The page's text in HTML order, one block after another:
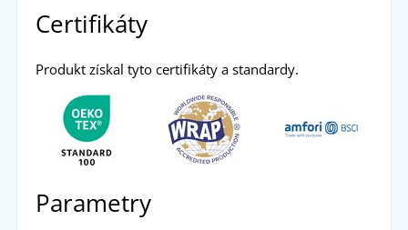
Kamila
Je perfektní, mám dvě - šedý melír a cameo
(pro mě je to světle růžová), ve velikosti 2XL.
Na moje rozměry 124cm přes prsa a při
zadku. Sama mám mírně delší ruce než je
norma, a tyto rukávy mi sedí úplně akorát.
Certifikáty
Produkt získal tyto certifikáty a standardy.
Parametry